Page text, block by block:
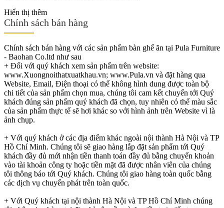
Hiển thị thêm
Chính sách bán hàng
Chính sách bán hàng với các sản phẩm bàn ghế ăn tại Pula Furniture
- Baohan Co.ltd như sau
+ Đối với quý khách xem sản phẩm trên website:
www.Xuongnoithatxuatkhau.vn; www.Pula.vn và đặt hàng qua
Website, Email, Điện thoại có thể không hình dung được toàn bộ
chi tiết của sản phẩm chọn mua, chúng tôi cam kết chuyển tới Quý
khách đúng sản phẩm quý khách đã chọn, tuy nhiên có thể màu sắc
của sản phẩm thực tế sẽ hơi khác so với hình ảnh trên Website vì là
ảnh chụp.
+ Với quý khách ở các địa điểm khác ngoài nội thành Hà Nội và TP
Hồ Chí Minh. Chúng tôi sẽ giao hàng lắp đặt sản phẩm tới Quý
khách đầy đủ mới nhận tiền thanh toán đầy đủ bằng chuyển khoản
vào tài khoản công ty hoặc tiền mặt đã được nhân viên của chúng
tôi thông báo tới Quý khách. Chúng tôi giao hàng toàn quốc bằng
các dịch vụ chuyển phát trên toàn quốc.
+ Với Quý khách tại nội thành Hà Nội và TP Hồ Chí Minh chúng